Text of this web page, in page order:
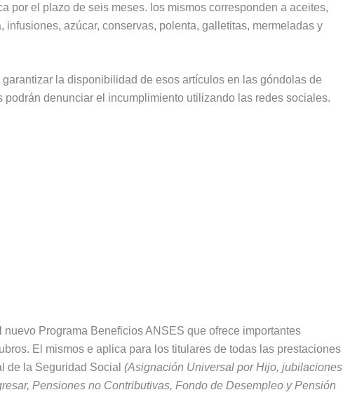
por el plazo de seis meses. los mismos corresponden a aceites,
infusiones, azúcar, conservas, polenta, galletitas, mermeladas y
la disponibilidad de esos artículos en las góndolas de
denunciar el incumplimiento utilizando las redes sociales.
nuevo Programa Beneficios ANSES que ofrece importantes
El mismos e aplica para los titulares de todas las prestaciones
de la Seguridad Social (Asignación Universal por Hijo, jubilaciones
Pensiones no Contributivas, Fondo de Desempleo y Pensión